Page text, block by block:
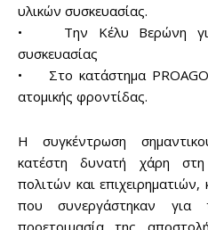
υλικών συσκευασίας.
• Την Κέλυ Βερώνη
συσκευασίας
• Στο κατάστημα
ατομικής φροντίδας.
Η συγκέντρωση
κατέστη δυνατή χάρη στη
πολιτών και
που συνεργάστηκαν για